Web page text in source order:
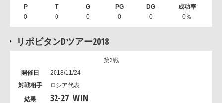
0 0 0 0 0 0％
リポビタンDツアー2018
第2戦
2018/11/24
ロシア代表
32-27 WIN